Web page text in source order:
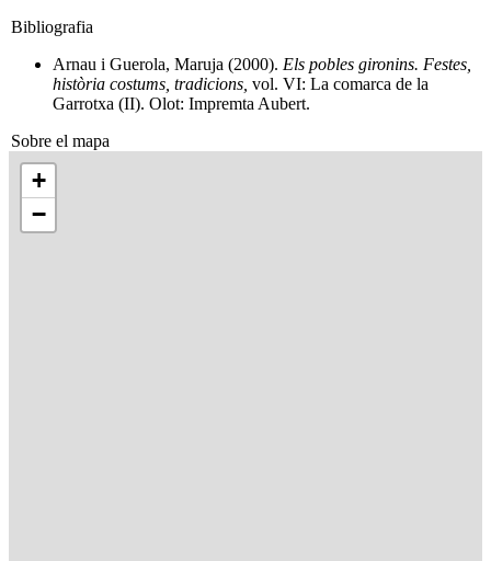
Bibliografia
Arnau i Guerola, Maruja (2000). Els pobles gironins. Festes,
història costums, tradicions, vol. VI: La comarca de la
Garrotxa (II). Olot: Impremta Aubert.
Sobre el mapa
+
−